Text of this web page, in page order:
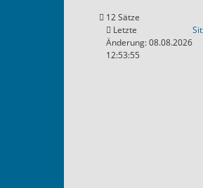
12 Sätze
Letzte
Änderung: 08.08.2026
12:53:55